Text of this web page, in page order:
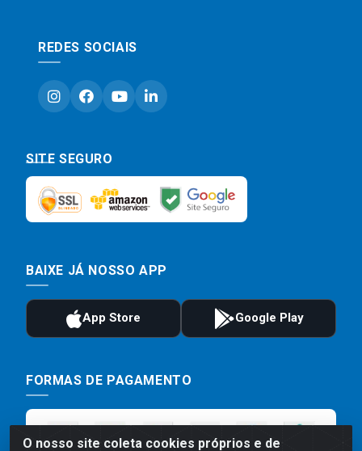
O nosso site coleta cookies próprios e de
REDES SOCIAIS
SITE SEGURO
BAIXE JÁ NOSSO APP
FORMAS DE PAGAMENTO